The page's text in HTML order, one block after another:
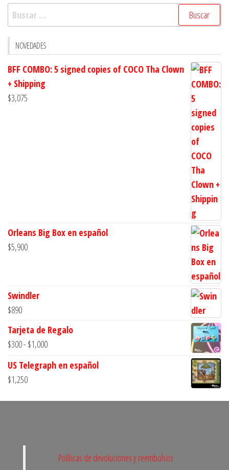
Buscar:
NOVEDADES
BFF COMBO: 5 signed copies of COCO Tha Clown
+ Shipping
$3,075
Orleans Big Box en español
$5,900
Swindler
$890
Tarjeta de Regalo
$300- $1,000Rango
precios:
$300
US Telegraph en español
$1,250
Políticas de devoluciones y reembolsos